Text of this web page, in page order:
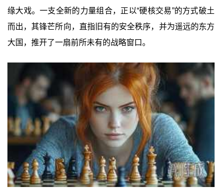
缘大戏。一支全新的力量组合，正以“硬核交易”的方式破土
而出，其锋芒所向，直指旧有的安全秩序，并为遥远的东方
大国，推开了一扇前所未有的战略窗口。